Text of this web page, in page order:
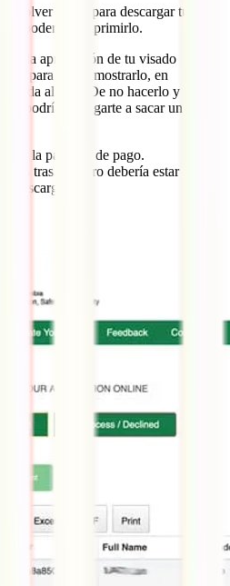
volver luego para descargar tu
y poder así imprimirlo.
la aprobación de tu visado
para poder mostrarlo, en
al país. De no hacerlo y
podrían obligarte a sacar un
a la pasarela de pago.
tras el cobro debería estar
descargues.